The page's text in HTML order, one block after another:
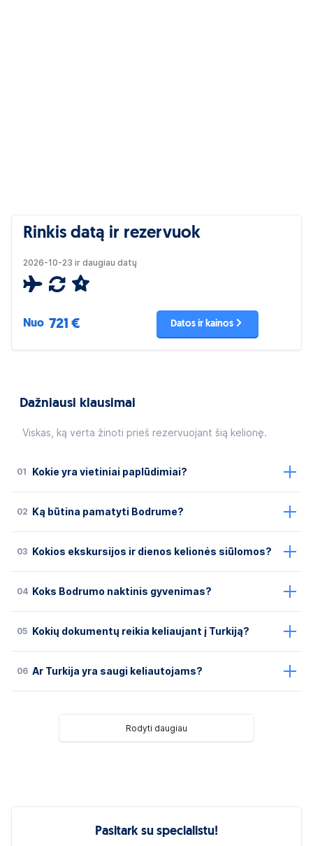
Rinkis datą ir rezervuok
2026-10-23 ir daugiau datų
4
Nuo 721 € Datos ir kainos
Dažniausi klausimai
Viskas, ką verta žinoti prieš rezervuojant šią kelionę.
01 Kokie yra vietiniai paplūdimiai?
02 Ką būtina pamatyti Bodrume?
03 Kokios ekskursijos ir dienos kelionės siūlomos?
04 Koks Bodrumo naktinis gyvenimas?
05 Kokių dokumentų reikia keliaujant į Turkiją?
06 Ar Turkija yra saugi keliautojams?
Rodyti daugiau
Pasitark su specialistu!